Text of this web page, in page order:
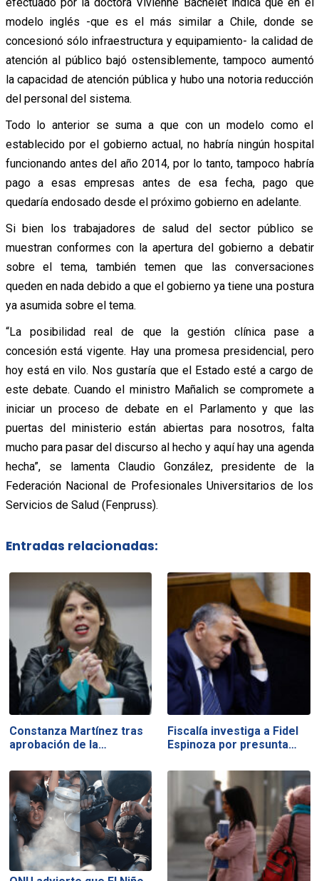
modelo inglés -que es el más similar a Chile, donde se
concesionó sólo infraestructura y equipamiento- la calidad de
atención al público bajó ostensiblemente, tampoco aumentó
la capacidad de atención pública y hubo una notoria reducción
del personal del sistema.
Todo lo anterior se suma a que con un modelo como el
establecido por el gobierno actual, no habría ningún hospital
funcionando antes del año 2014, por lo tanto, tampoco habría
pago a esas empresas antes de esa fecha, pago que
quedaría endosado desde el próximo gobierno en adelante.
Si bien los trabajadores de salud del sector público se
muestran conformes con la apertura del gobierno a debatir
sobre el tema, también temen que las conversaciones
queden en nada debido a que el gobierno ya tiene una postura
ya asumida sobre el tema.
“La posibilidad real de que la gestión clínica pase a
concesión está vigente. Hay una promesa presidencial, pero
hoy está en vilo. Nos gustaría que el Estado esté a cargo de
este debate. Cuando el ministro Mañalich se compromete a
iniciar un proceso de debate en el Parlamento y que las
puertas del ministerio están abiertas para nosotros, falta
mucho para pasar del discurso al hecho y aquí hay una agenda
hecha”, se lamenta Claudio González, presidente de la
Federación Nacional de Profesionales Universitarios de los
Servicios de Salud (Fenpruss).
Entradas relacionadas:
Constanza Martínez tras
aprobación de la…
Fiscalía investiga a Fidel
Espinoza por presunta…